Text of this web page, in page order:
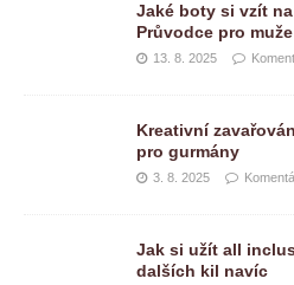
Jaké boty si vzít
Průvodce pro muže
13. 8. 2025
Kreativní
pro gurmány
3. 8. 2025
Jak si užít all
dalších kil navíc